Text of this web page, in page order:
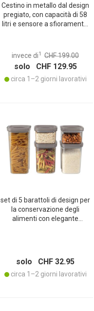
Cestino in metallo dal design
pregiato, con capacità di 58
litri e sensore a sfioramento,
coperchio robusti
invece di1 CHF 199.00
solo CHF 129.95
circa 1–2 giorni lavorativi
set di 5 barattoli di design per
la conservazione degli
alimenti con elegante
conservazione
solo CHF 32.95
circa 1–2 giorni lavorativi